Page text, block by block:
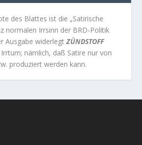
des Blattes ist die „Satirische
normalen Irrsinn der BRD-Politik
Ausgabe widerlegtZÜNDSTOFF
nämlich, daß Satire nur von
produziert werden kann.